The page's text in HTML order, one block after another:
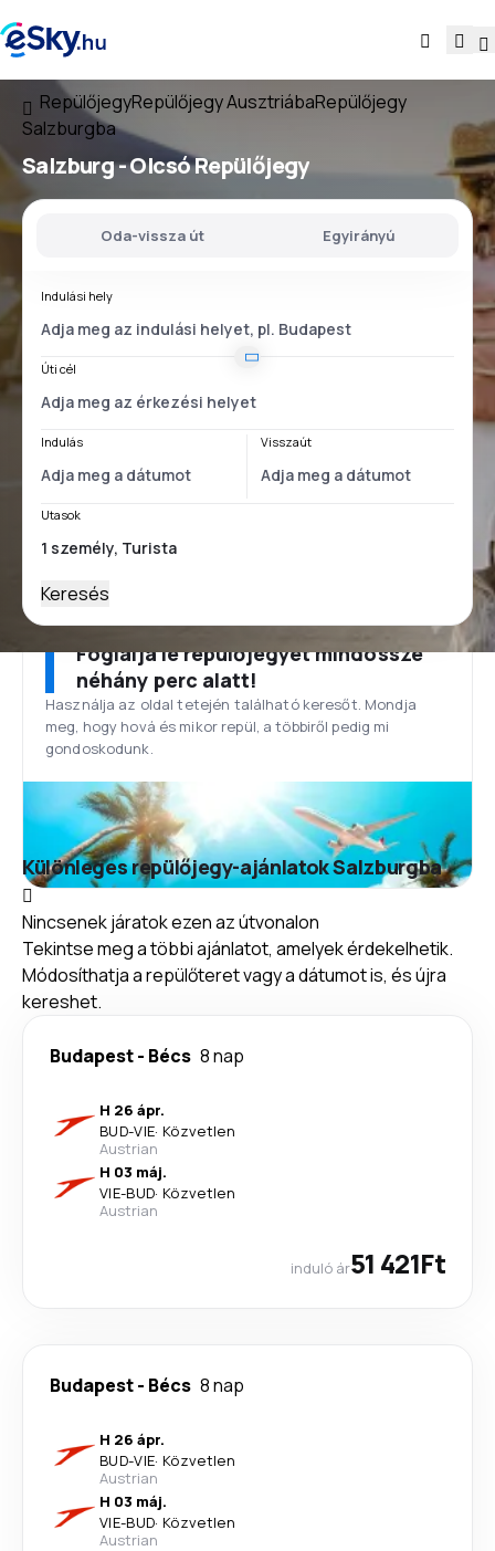
RepülőjegyRepülőjegy AusztriábaRepülőjegy
Salzburgba
Salzburg - Olcsó Repülőjegy
Oda-vissza út Egyirányú
Indulási hely
Úti cél
Indulás Visszaút
Utasok
Keresés
Foglalja le repülőjegyét mindössze
néhány perc alatt!
Használja az oldal tetején található keresőt. Mondja
meg, hogy hová és mikor repül, a többiről pedig mi
gondoskodunk.
Különleges repülőjegy-ajánlatok Salzburgba
Nincsenek járatok ezen az útvonalon
Tekintse meg a többi ajánlatot, amelyek érdekelhetik.
Módosíthatja a repülőteret vagy a dátumot is, és újra
kereshet.
Budapest- Bécs 8 nap
H 26 ápr.
BUD-VIE· Közvetlen
Austrian
H 03 máj.
VIE-BUD· Közvetlen
Austrian
induló ár51 421Ft
Budapest- Bécs 8 nap
H 26 ápr.
BUD-VIE· Közvetlen
Austrian
H 03 máj.
VIE-BUD· Közvetlen
Austrian